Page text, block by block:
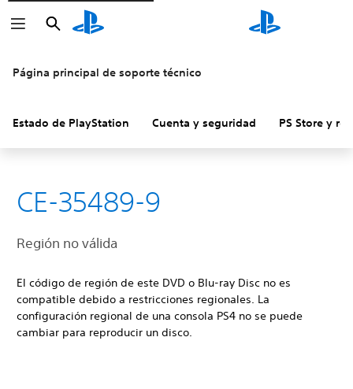
Buscar
Buscar
Página principal de soporte técnico
Estado de PlayStation Cuenta y seguridad PS Store y
CE-35489-9
Región no válida
El código de región de este DVD o Blu-ray Disc no es
compatible debido a restricciones regionales. La
configuración regional de una consola PS4 no se puede
cambiar para reproducir un disco.